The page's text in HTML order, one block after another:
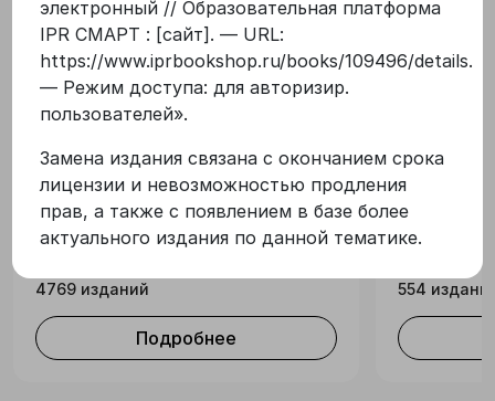
формы обучения при обсуждении, закреплении
изучаемых тем, для текущего и итогового
контроля, а также для организации
самостоятельной работы студентов.
Подготовлен с учетом требований
образовательного стандарта высшего
образования. Учебник предназначен для
студентов, обучающихся по укрупненной
группе специальностей и направлений
подготовки высшего образования «Экономика
и управление», изучающих дисциплину
«Организационная культура».
Входит в коллекции
образование
Издательская коллекция
Ай Пи Ар Медиа, Вузовское
4769 изданий
Подробнее
(РК)
554
электронный // Образовательная платформа
IPR СМАРТ : [сайт]. — URL:
https://www.iprbookshop.ru/books/109496/details.
— Режим доступа: для авторизир.
пользователей».
Замена издания связана с окончанием срока
лицензии и невозможностью продления
прав, а также с появлением в базе более
актуального издания по данной тематике.